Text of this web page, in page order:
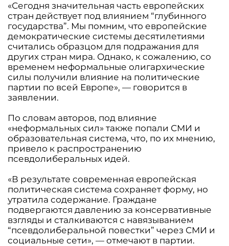
«Сегодня значительная часть европейских
стран действует под влиянием “глубинного
государства”. Мы помним, что европейские
демократические системы десятилетиями
считались образцом для подражания для
других стран мира. Однако, к сожалению, со
временем неформальные олигархические
силы получили влияние на политические
партии по всей Европе», — говорится в
заявлении.
По словам авторов, под влияние
«неформальных сил» также попали СМИ и
образовательная система, что, по их мнению,
привело к распространению
псевдолиберальных идей.
«В результате современная европейская
политическая система сохраняет форму, но
утратила содержание. Граждане
подвергаются давлению за консервативные
взгляды и сталкиваются с навязыванием
“псевдолиберальной повестки” через СМИ и
социальные сети», — отмечают в партии.